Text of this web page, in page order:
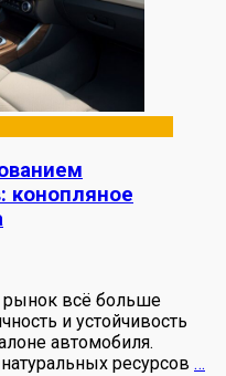
конопляное
всё больше
и устойчивость
автомобиля.
ресурсов …